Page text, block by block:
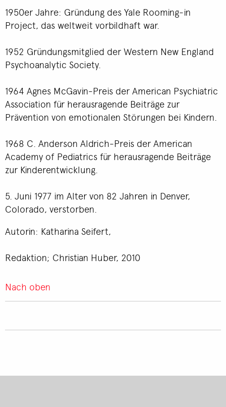
1950er Jahre: Gründung des Yale Rooming-in
Project, das weltweit vorbildhaft war.
1952 Gründungsmitglied der Western New England
Psychoanalytic Society.
1964 Agnes McGavin-Preis der American Psychiatric
Association für herausragende Beiträge zur
Prävention von emotionalen Störungen bei Kindern.
1968 C. Anderson Aldrich-Preis der American
Academy of Pediatrics für herausragende Beiträge
zur Kinderentwicklung.
5. Juni 1977 im Alter von 82 Jahren in Denver,
Colorado, verstorben.
Autorin: Katharina Seifert,
Redaktion; Christian Huber, 2010
Nach oben